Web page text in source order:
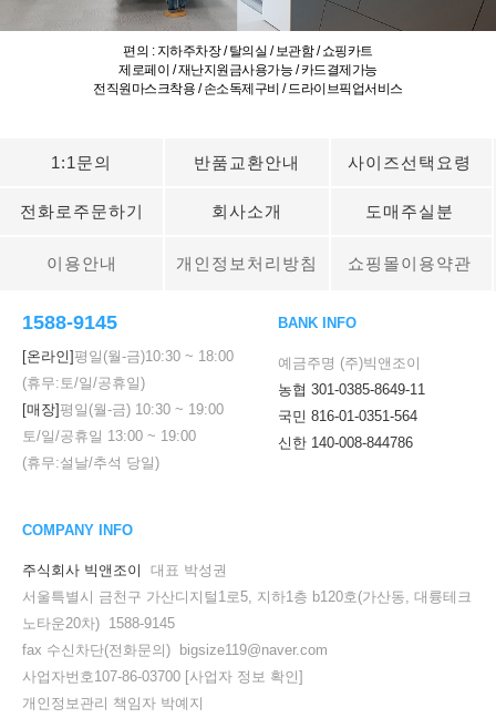
편의 : 지하주차장 / 탈의실 / 보관함 / 쇼핑카트
제로페이 / 재난지원금사용가능 / 카드결제가능
전직원마스크착용 / 손소독제구비 / 드라이브픽업서비스
1:1문의 반품교환안내 사이즈선택요령
전화로주문하기 회사소개 도매주실분
이용안내 개인정보처리방침 쇼핑몰이용약관
1588-9145
[온라인]평일(월-금)10:30 ~ 18:00
(휴무:토/일/공휴일)
[매장]평일(월-금) 10:30 ~ 19:00
토/일/공휴일 13:00 ~ 19:00
(휴무:설날/추석 당일)
BANK INFO
예금주명 (주)빅앤조이
농협 301-0385-8649-11
국민 816-01-0351-564
신한 140-008-844786
COMPANY INFO
주식회사 빅앤조이
대표 박성권
서울특별시 금천구 가산디지털1로5, 지하1층 b120호(가산동, 대륭테크
노타운20차) 1588-9145
fax 수신차단(전화문의) bigsize119@naver.com
사업자번호107-86-03700 [사업자 정보 확인]
개인정보관리 책임자 박예지